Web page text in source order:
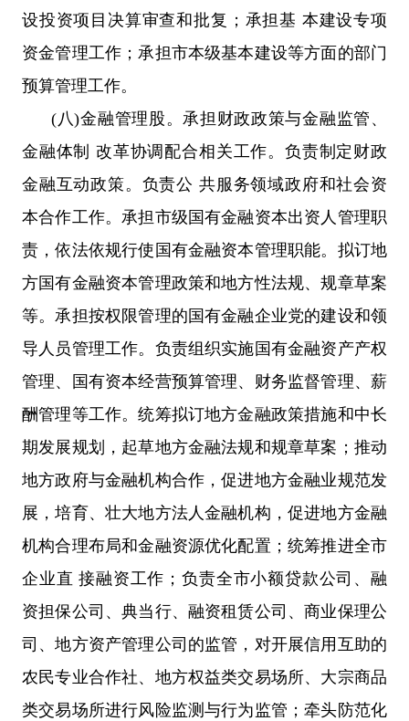
设投资项目决算审查和批复；承担基 本建设专项
资金管理工作；承担市本级基本建设等方面的部门
预算管理工作。
(八)金融管理股。承担财政政策与金融监管、
金融体制 改革协调配合相关工作。负责制定财政
金融互动政策。负责公 共服务领域政府和社会资
本合作工作。承担市级国有金融资本出资人管理职
责，依法依规行使国有金融资本管理职能。拟订地
方国有金融资本管理政策和地方性法规、规章草案
等。承担按权限管理的国有金融企业党的建设和领
导人员管理工作。负责组织实施国有金融资产产权
管理、国有资本经营预算管理、财务监督管理、薪
酬管理等工作。统筹拟订地方金融政策措施和中长
期发展规划，起草地方金融法规和规章草案；推动
地方政府与金融机构合作，促进地方金融业规范发
展，培育、壮大地方法人金融机构，促进地方金融
机构合理布局和金融资源优化配置；统筹推进全市
企业直 接融资工作；负责全市小额贷款公司、融
资担保公司、典当行、融资租赁公司、商业保理公
司、地方资产管理公司的监管，对开展信用互助的
农民专业合作社、地方权益类交易场所、大宗商品
类交易场所进行风险监测与行为监管；牵头防范化